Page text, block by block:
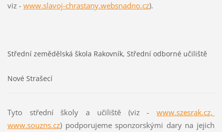
viz - www.slavoj-chrastany.websnadno.cz).
Střední zemědělská škola Rakovník, Střední odborné učiliště
Nové Strašecí
Tyto střední školy a učiliště (viz -www.szesrak.cz,
www.souzns.cz) podporujeme sponzorskými dary na jejich